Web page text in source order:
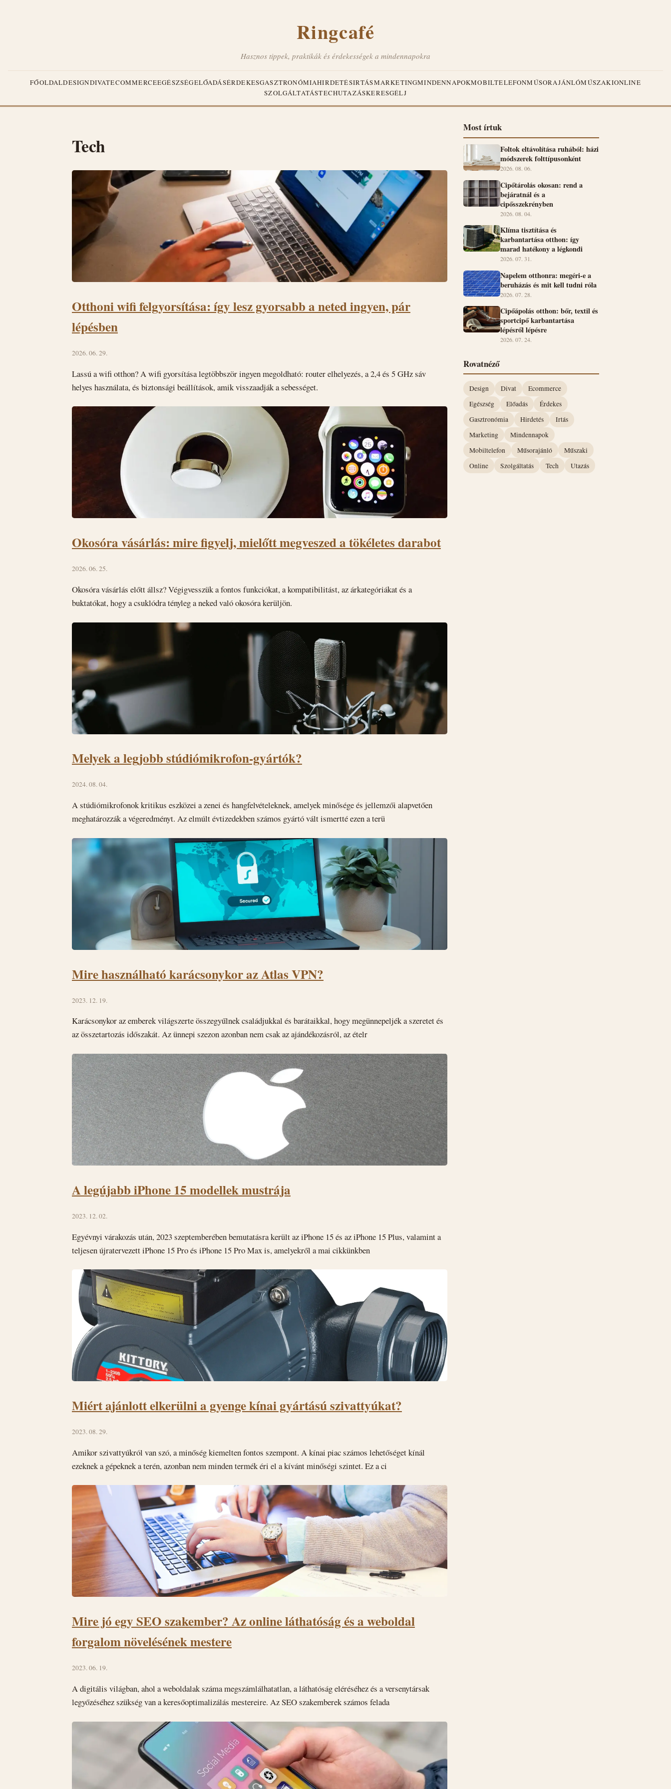
Ringcafé
Hasznos tippek, praktikák és érdekességek a mindennapokra
FŐOLDALDESIGNDIVATECOMMERCEEGÉSZSÉGELŐADÁSÉRDEKESGASZTRONÓMIAHIRDETÉSIRTÁSMARKETINGMINDENNAPOKMOBILTELEFONMŰSORAJÁNLÓMŰSZAKIONLINE
SZOLGÁLTATÁSTECHUTAZÁSKERESGÉLJ
Tech
Otthoni wifi felgyorsítása: így lesz gyorsabb a neted ingyen, pár
lépésben
2026. 06. 29.
Lassú a wifi otthon? A wifi gyorsítása legtöbbször ingyen megoldható: router elhelyezés, a 2,4 és 5 GHz sáv
helyes használata, és biztonsági beállítások, amik visszaadják a sebességet.
Okosóra vásárlás: mire figyelj, mielőtt megveszed a tökéletes darabot
2026. 06. 25.
Okosóra vásárlás előtt állsz? Végigvesszük a fontos funkciókat, a kompatibilitást, az árkategóriákat és a
buktatókat, hogy a csuklódra tényleg a neked való okosóra kerüljön.
Melyek a legjobb stúdiómikrofon-gyártók?
2024. 08. 04.
A stúdiómikrofonok kritikus eszközei a zenei és hangfelvételeknek, amelyek minősége és jellemzői alapvetően
meghatározzák a végeredményt. Az elmúlt évtizedekben számos gyártó vált ismertté ezen a terü
Mire használható karácsonykor az Atlas VPN?
2023. 12. 19.
Karácsonykor az emberek világszerte összegyűlnek családjukkal és barátaikkal, hogy megünnepeljék a szeretet és
az összetartozás időszakát. Az ünnepi szezon azonban nem csak az ajándékozásról, az ételr
A legújabb iPhone 15 modellek mustrája
2023. 12. 02.
Egyévnyi várakozás után, 2023 szeptemberében bemutatásra került az iPhone 15 és az iPhone 15 Plus, valamint a
teljesen újratervezett iPhone 15 Pro és iPhone 15 Pro Max is, amelyekről a mai cikkünkben
Miért ajánlott elkerülni a gyenge kínai gyártású szivattyúkat?
2023. 08. 29.
Amikor szivattyúkról van szó, a minőség kiemelten fontos szempont. A kínai piac számos lehetőséget kínál
ezeknek a gépeknek a terén, azonban nem minden termék éri el a kívánt minőségi szintet. Ez a ci
Mire jó egy SEO szakember? Az online láthatóság és a weboldal
forgalom növelésének mestere
2023. 06. 19.
A digitális világban, ahol a weboldalak száma megszámlálhatatlan, a láthatóság eléréséhez és a versenytársak
legyőzéséhez szükség van a keresőoptimalizálás mestereire. Az SEO szakemberek számos felada
Most írtuk
Foltok eltávolítása ruhából: házi
módszerek folttípusonként
2026. 08. 06.
Cipőtárolás okosan: rend a
bejáratnál és a
cipősszekrényben
2026. 08. 04.
Klíma tisztítása és
karbantartása otthon: így
marad hatékony a légkondi
2026. 07. 31.
Napelem otthonra: megéri-e a
beruházás és mit kell tudni róla
2026. 07. 28.
Cipőápolás otthon: bőr, textil és
sportcipő karbantartása
lépésről lépésre
2026. 07. 24.
Rovatnéző
Design Divat
Ecommerce
Egészség
Előadás
Érdekes
Gasztronómia
Hirdetés
Irtás
Marketing
Mindennapok
Mobiltelefon
Műsorajánló
Műszaki
Online
Szolgáltatás Tech Utazás